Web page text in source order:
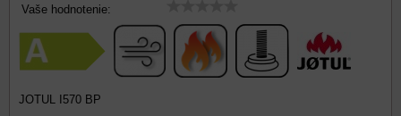
Vaše hodnotenie:
JOTUL I570 BP